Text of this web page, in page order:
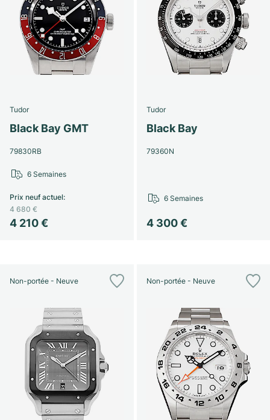
Tudor
Black Bay GMT
79830RB
4 210 €
Prix neuf actuel:
4 680 €
6 Semaines
Tudor
Black Bay
79360N
4 300 €
6 Semaines
Non-portée - Neuve Non-portée - Neuve